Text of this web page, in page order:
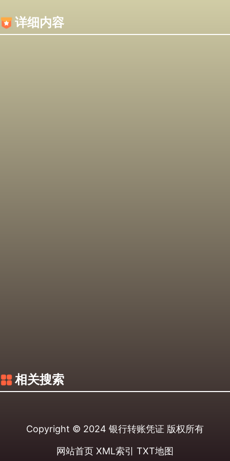
详细内容
相关搜索
Copyright © 2024 银行转账凭证 版权所有
网站首页 XML索引 TXT地图